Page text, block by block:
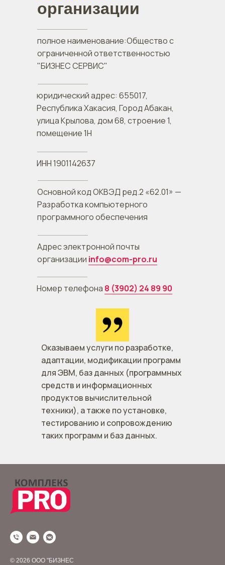
организации
ИНН 1901142637
Номер телефона 8 (3902) 24 89 90
Адрес электронной почты
организации info@com-pro.ru
Основной код ОКВЭД ред.2 «62.01» —
Разработка компьютерного
программного обеспечения
юридический адрес: 655017,
Республика Хакасия, Город Абакан,
улица Крылова, дом 68, строение 1,
помещение 1Н
полное наименование:Общество с
ограниченной ответственностью
"БИЗНЕС СЕРВИС"
Оказываем услуги по разработке,
адаптации, модификации программ
для ЭВМ, баз данных (программных
средств и информационных
продуктов вычислительной
техники), а также по установке,
тестированию и сопровождению
таких программ и баз данных.
© 2026 ООО "БИЗНЕС